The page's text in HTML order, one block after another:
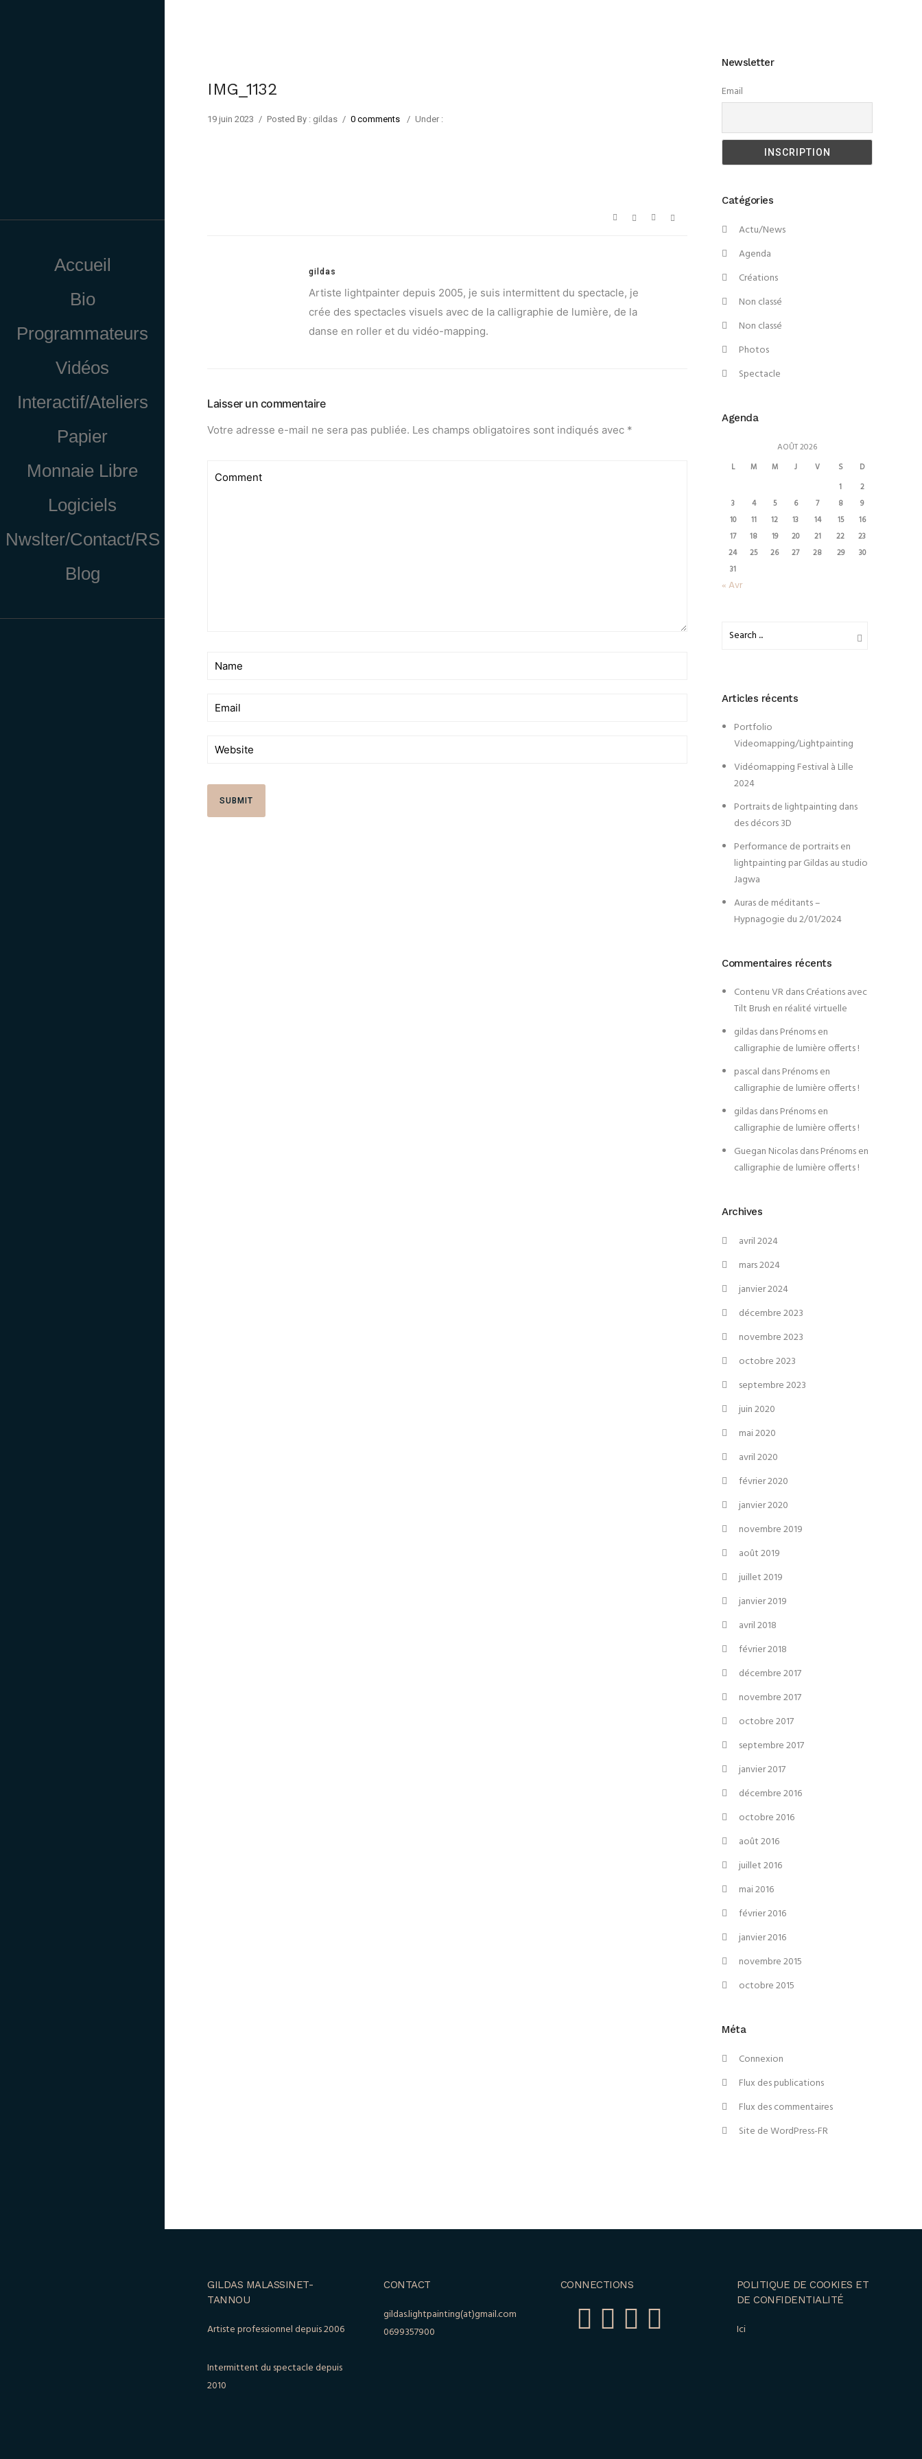
Accueil
Bio
Programmateurs
Vidéos
Interactif/Ateliers
Papier
Monnaie Libre
Logiciels
Nwslter/Contact/RS
Blog
IMG_1132
19 juin 2023 / Posted By : gildas / 0 comments / Under :
gildas
Artiste lightpainter depuis 2005, je suis intermittent du spectacle, je
crée des spectacles visuels avec de la calligraphie de lumière, de la
danse en roller et du vidéo-mapping.
Laisser un commentaire
Votre adresse e-mail ne sera pas publiée. Les champs obligatoires sont indiqués avec *
Newsletter
Email
Catégories
Actu/News
Agenda
Créations
Non classé
Non classé
Photos
Spectacle
Agenda
AOÛT 2026
L M M J V S
D
1
2
3
4 5 6 7 8
9
10
11 12 13 14 15
16
17
18 19 20 21 22
23
24
25 26 27 28 29
30
31
« Avr
Articles récents
Portfolio
Videomapping/Lightpainting
Vidéomapping Festival à Lille
2024
Portraits de lightpainting dans
des décors 3D
Performance de portraits en
lightpainting par Gildas au studio
Jagwa
Auras de méditants –
Hypnagogie du 2/01/2024
Commentaires récents
Contenu VRdansCréations avec
Tilt Brush en réalité virtuelle
gildasdansPrénoms en
calligraphie de lumière offerts !
pascal dansPrénoms en
calligraphie de lumière offerts !
gildasdansPrénoms en
calligraphie de lumière offerts !
Guegan NicolasdansPrénoms en
calligraphie de lumière offerts !
Archives
avril 2024
mars 2024
janvier 2024
décembre 2023
novembre 2023
octobre 2023
septembre 2023
juin 2020
mai 2020
avril 2020
février 2020
janvier 2020
novembre 2019
août 2019
juillet 2019
janvier 2019
avril 2018
février 2018
décembre 2017
novembre 2017
octobre 2017
septembre 2017
janvier 2017
décembre 2016
octobre 2016
août 2016
juillet 2016
mai 2016
février 2016
janvier 2016
novembre 2015
octobre 2015
Méta
Connexion
Flux des publications
Flux des commentaires
Site de WordPress-FR
GILDAS MALASSINET-
TANNOU
Artiste professionnel depuis 2006
Intermittent du spectacle depuis
2010
CONTACT
gildas.lightpainting(at)gmail.com
0699357900
CONNECTIONS
POLITIQUE DE COOKIES ET
DE CONFIDENTIALITÉ
Ici